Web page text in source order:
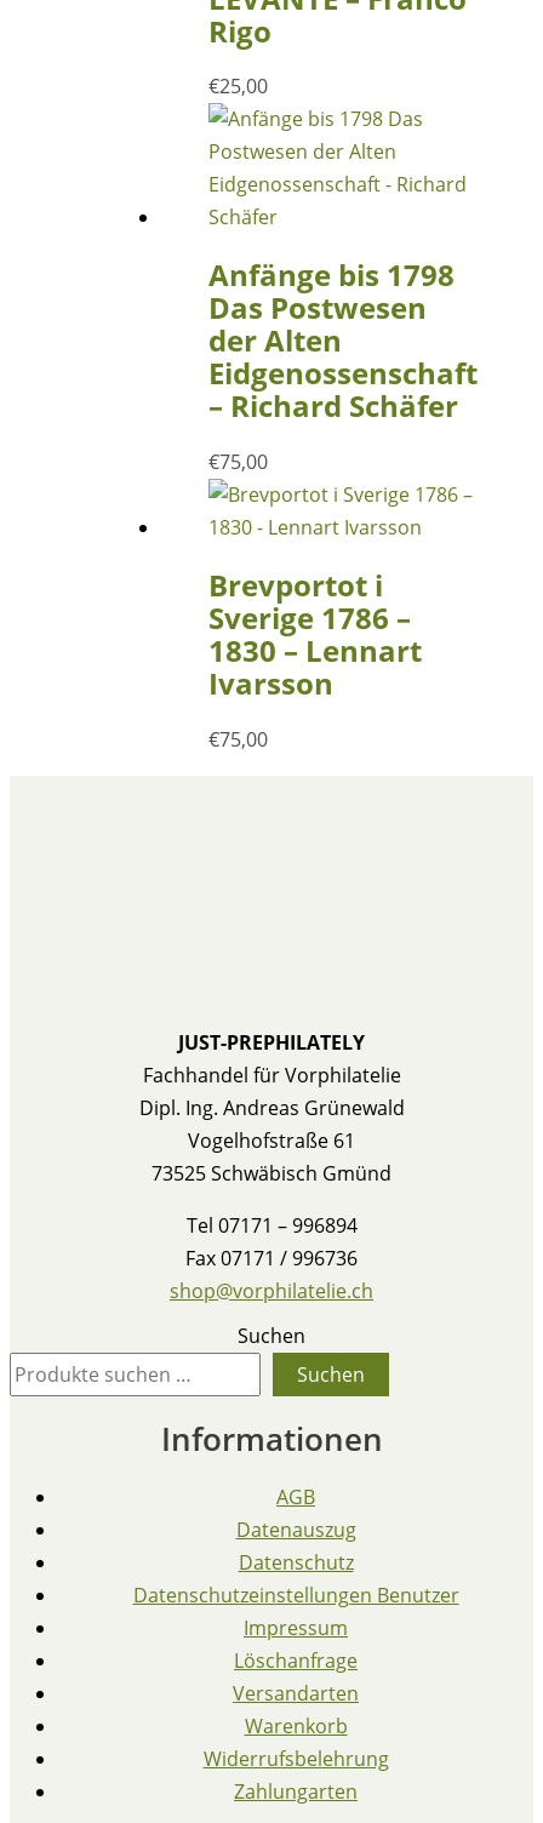
Rigo
€25,00
Anfänge bis 1798
Das Postwesen
der Alten
Eidgenossenschaft
– Richard Schäfer
€75,00
Brevportot i
Sverige 1786 –
1830 – Lennart
Ivarsson
€75,00
JUST-PREPHILATELY
Fachhandel für Vorphilatelie
Dipl. Ing. Andreas Grünewald
Vogelhofstraße 61
73525 Schwäbisch Gmünd
Tel 07171 – 996894
Fax 07171 / 996736
shop@vorphilatelie.ch
Suchen
Suchen
Informationen
AGB
Datenauszug
Datenschutz
Datenschutzeinstellungen Benutzer
Impressum
Löschanfrage
Versandarten
Warenkorb
Widerrufsbelehrung
Zahlungarten